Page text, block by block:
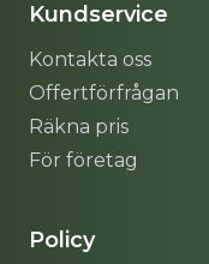
Kundservice
Kontakta oss
Offertförfrågan
Räkna pris
För företag
Policy